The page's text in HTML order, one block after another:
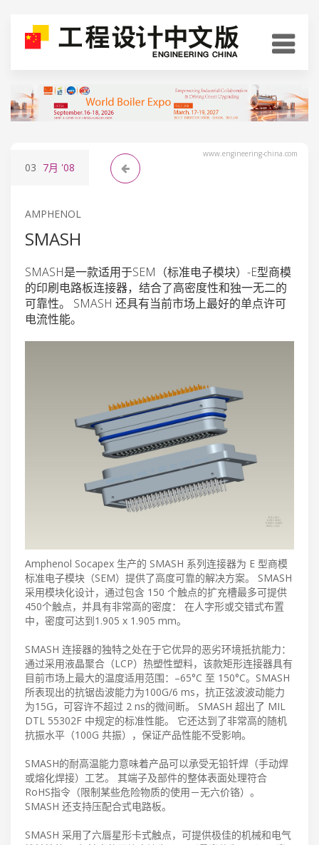
www.engineering-china.com
03 7月 '08
AMPHENOL
SMASH
SMASH是一款适用于SEM（标准电子模块）-E型商模
的印刷电路板连接器，结合了高密度性和独一无二的
可靠性。 SMASH 还具有当前市场上最好的单点许可
电流性能。
Amphenol Socapex 生产的 SMASH 系列连接器为 E 型商模
标准电子模块（SEM）提供了高度可靠的解决方案。 SMASH
采用模块化设计，通过包含 150 个触点的扩充槽最多可提供
450个触点，并具有非常高的密度： 在人字形或交错式布置
中，密度可达到1.905 x 1.905 mm。
SMASH 连接器的独特之处在于它优异的恶劣环境抵抗能力：
通过采用液晶聚合（LCP）热塑性塑料，该款矩形连接器具有
目前市场上最大的温度适用范围：–65°C 至 150°C。SMASH
所表现出的抗锯齿波能力为100G/6 ms，抗正弦波波动能力
为15G，可容许不超过 2 ns的微间断。 SMASH 超出了 MIL
DTL 55302F 中规定的标准性能。 它还达到了非常高的随机
抗振水平（100G 共振），保证产品性能不受影响。
SMASH的耐高温能力意味着产品可以承受无铅钎焊（手动焊
或熔化焊接）工艺。 其端子及部件的整体表面处理符合
RoHS指令（限制某些危险物质的使用－无六价铬）。
SMASH 还支持压配合式电路板。
SMASH 采用了六唇星形卡式触点，可提供极佳的机械和电气